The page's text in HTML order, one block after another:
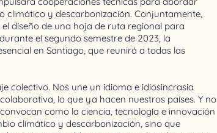
climático y descarbonización. Conjuntamente,
diseño de una hoja de ruta regional para
el segundo semestre de 2023, la
en Santiago, que reunirá a todas las
colectivo. Nos une un idioma e idiosincrasia
lo que ya hacen nuestros países. Y no
como la ciencia, tecnología e innovación
climático y descarbonización, sino que